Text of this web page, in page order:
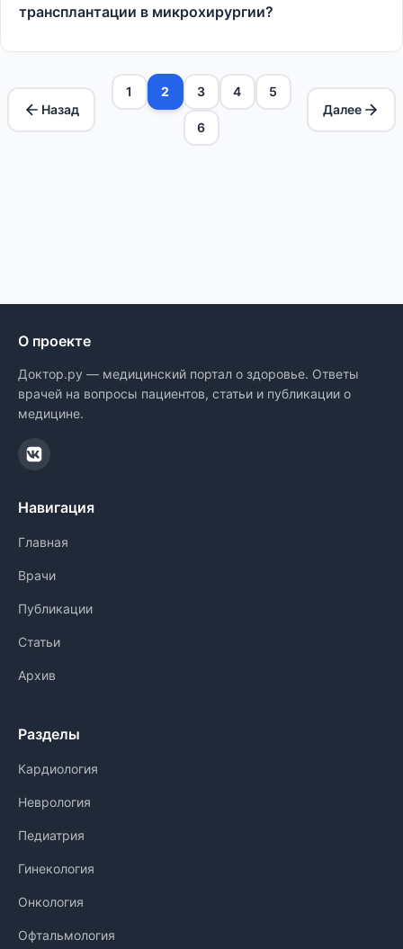
трансплантации в микрохирургии?
Назад
1 2 3 4 5
6
Далее
О проекте
Доктор.ру — медицинский портал о здоровье. Ответы
врачей на вопросы пациентов, статьи и публикации о
медицине.
Навигация
Главная
Врачи
Публикации
Статьи
Архив
Разделы
Кардиология
Неврология
Педиатрия
Гинекология
Онкология
Офтальмология